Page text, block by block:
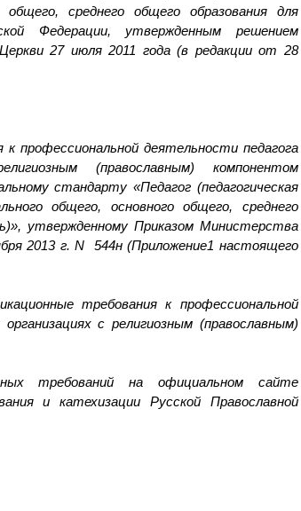
среднего общего образования для
Федерации, утвержденным решением
27 июля 2011 года (в редакции от 28
профессиональной деятельности педагога
(православным) компонентом
стандарту «Педагог (педагогическая
общего, основного общего, среднего
утвержденному Приказом Министерства
2013 г. N 544н (Приложение1 настоящего
требования к профессиональной
с религиозным (православным)
требований на официальном сайте
и катехизации Русской Православной